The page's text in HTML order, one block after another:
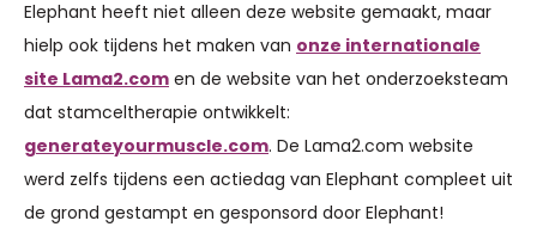
Elephant heeft niet alleen deze website gemaakt, maar
hielp ook tijdens het maken van onze internationale
site Lama2.com en de website van het onderzoeksteam
dat stamceltherapie ontwikkelt:
generateyourmuscle.com. De Lama2.com website
werd zelfs tijdens een actiedag van Elephant compleet uit
de grond gestampt en gesponsord door Elephant!